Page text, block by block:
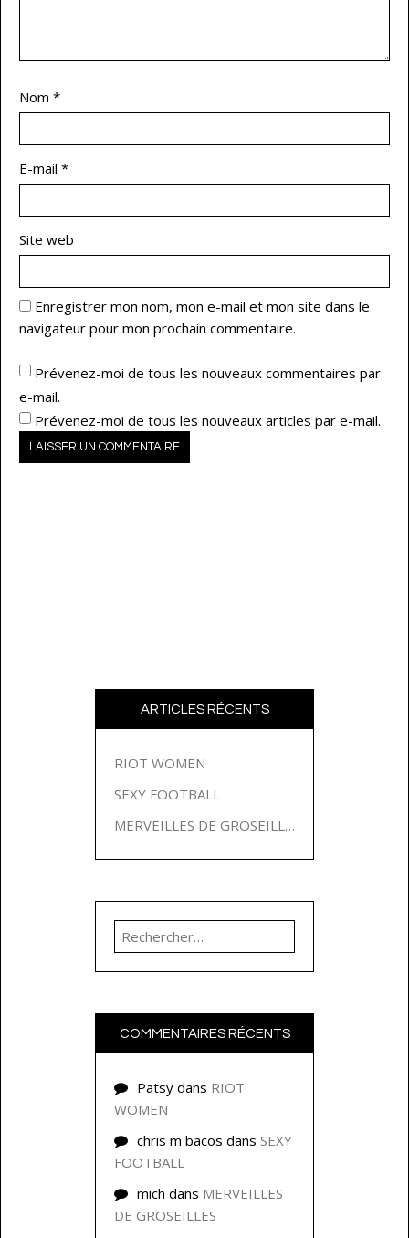
Nom *
E-mail *
Site web
Enregistrer mon nom, mon e-mail et mon site dans le
navigateur pour mon prochain commentaire.
Prévenez-moi de tous les nouveaux commentaires par
e-mail.
Prévenez-moi de tous les nouveaux articles par e-mail.
ARTICLES RÉCENTS
RIOT WOMEN
SEXY FOOTBALL
MERVEILLES DE GROSEILLES
Rechercher :
COMMENTAIRES RÉCENTS
Patsy dans RIOT
WOMEN
chris m bacos dans SEXY
FOOTBALL
mich dans MERVEILLES
DE GROSEILLES